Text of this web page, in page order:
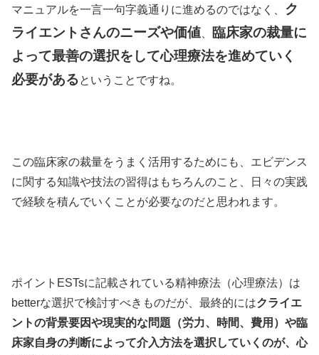
マニュアルを一言一句字義通りに進めるのではなく、 ク
ライエントさんのニーズや価値
臨床家の裁量に
よって最善の選択をして心理療法を進めていく
必要があるということですね。
この臨床家の裁量をうまく活用するためにも、エビデンス
に関する知識や技法の習得はもちろんのこと、日々の実践
で経験を積んでいくことが必要なのだと思われます。
ポイント ESTsに記載されている精神療法（心理療法）は
betterな選択で検討すべきものだが、最終的にはクライエ
ントの背景要因や現実的な問題（労力、時間、費用）や臨
床家自身の判断によって介入方法を選択していくのが、心